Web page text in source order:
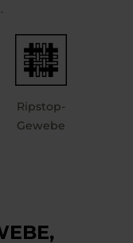
Ripstop-
Gewebe